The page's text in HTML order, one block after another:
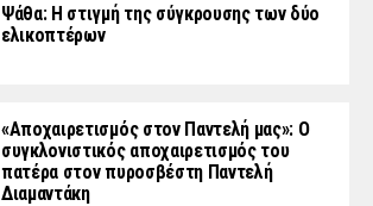
Ψάθα: Η στιγμή της σύγκρουσης των δύο
ελικοπτέρων
«Aποχαιρετισμός στον Παντελή μας»: Ο
συγκλονιστικός αποχαιρετισμός του
πατέρα στον πυροσβέστη Παντελή
Διαμαντάκη